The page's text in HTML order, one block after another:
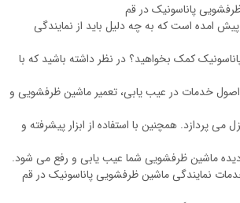
پاناسونیک در قم
پیش امده است که به چه دلیل باید از نمایندگی
کمک بخواهید؟ در نظر داشته باشید که با
خدمات در عیب یابی، تعمیر ماشین ظرفشویی و
می پردازد. همچنین با استفاده از ابزار پیشرفته و
ماشین ظرفشویی شما عیب یابی و رفع می شود.
خدمات نمایندگی ماشین ظرفشویی پاناسونیک در قم